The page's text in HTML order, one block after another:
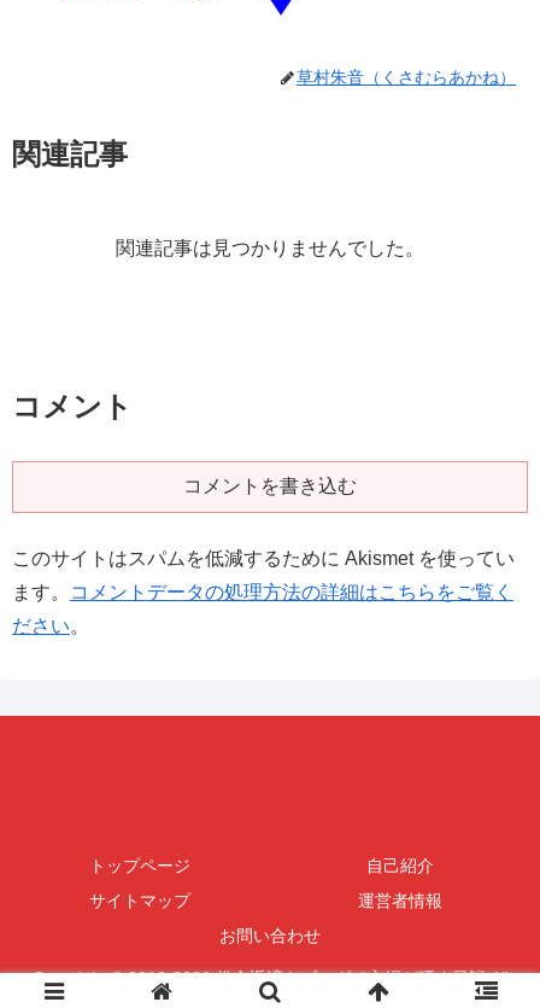
草村朱音（くさむらあかね）
関連記事
関連記事は見つかりませんでした。
コメント
コメントを書き込む
このサイトはスパムを低減するために Akismet を使ってい
ます。
コメントデータの処理方法の詳細はこちらをご覧く
ださい。
トップページ
自己紹介
サイトマップ
運営者情報
お問い合わせ
Copyright © 2016-2026 借金返済をブログで主婦が晒す日記 All